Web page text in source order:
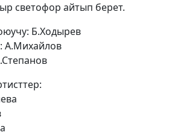
светофор айтып берет.
Б.Ходырев
А.Михайлов